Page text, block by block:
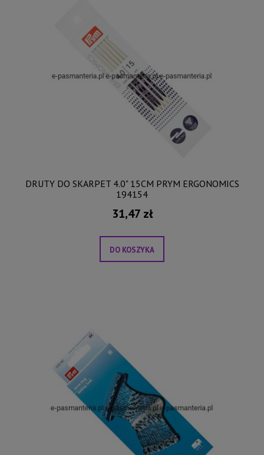
DRUTY DO SKARPET 4.0" 15CM PRYM ERGONOMICS
194154
31,47 zł
DO KOSZYKA